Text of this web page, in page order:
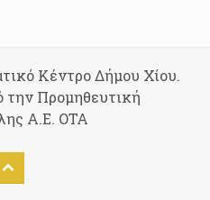
Κέντρο Δήμου Χίου.
την Προμηθευτική
Α.Ε. ΟΤΑ